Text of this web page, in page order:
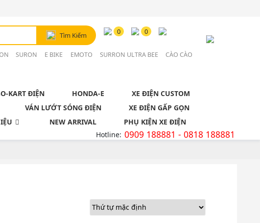
Tìm Kiếm 0 0
SURON E BIKE EMOTO SURRON ULTRA BEE CÀO CÀO
KART ĐIỆN HONDA-E
XE ĐIỆN CUSTOM
VÁN LƯỚT SÓNG ĐIỆN
XE ĐIỆN GẤP GỌN
NEW ARRIVAL
PHỤ KIỆN XE ĐIỆN
Hotline: 0909 188881 - 0818 188881